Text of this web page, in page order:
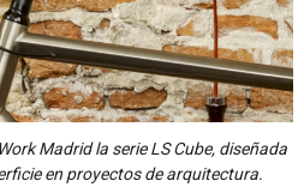
Madrid la serie LS Cube, diseñada
en proyectos de arquitectura.